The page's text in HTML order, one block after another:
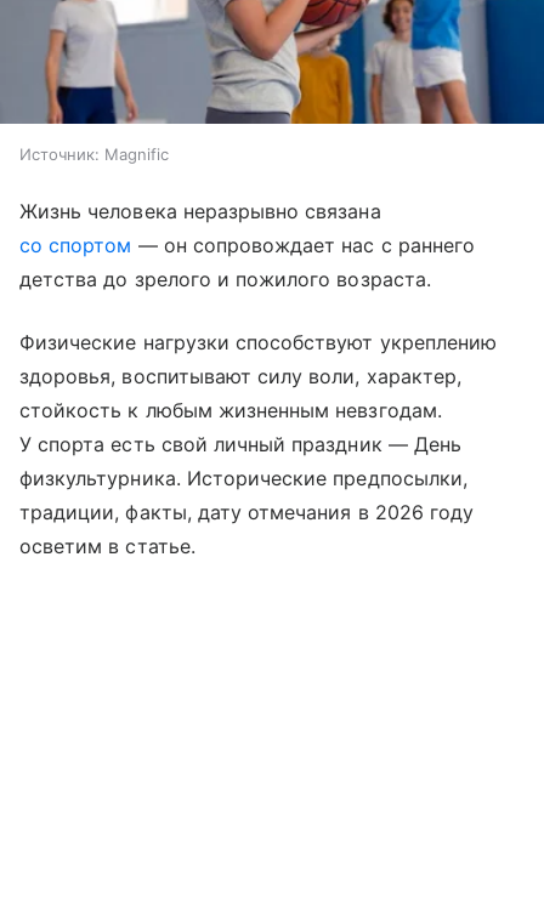
Источник: Magnific
Жизнь человека неразрывно связана
со спортом — он сопровождает нас с раннего
детства до зрелого и пожилого возраста.
Физические нагрузки способствуют укреплению
здоровья, воспитывают силу воли, характер,
стойкость к любым жизненным невзгодам.
У спорта есть свой личный праздник — День
физкультурника. Исторические предпосылки,
традиции, факты, дату отмечания в 2026 году
осветим в статье.